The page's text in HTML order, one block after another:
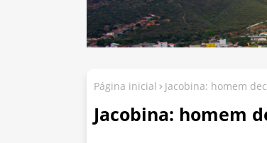
Página inicial Jacobina: homem
Jacobina: homem